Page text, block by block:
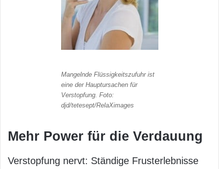
Mangelnde Flüssigkeitszufuhr ist
eine der Hauptursachen für
Verstopfung. Foto:
djd/tetesept/RelaXimages
Mehr Power für die Verdauung
Verstopfung nervt: Ständige Frusterlebnisse